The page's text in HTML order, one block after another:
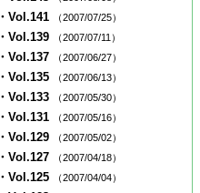
・Vol.141 （2007/07/25）
・Vol.139 （2007/07/11）
・Vol.137 （2007/06/27）
・Vol.135 （2007/06/13）
・Vol.133 （2007/05/30）
・Vol.131 （2007/05/16）
・Vol.129 （2007/05/02）
・Vol.127 （2007/04/18）
・Vol.125 （2007/04/04）